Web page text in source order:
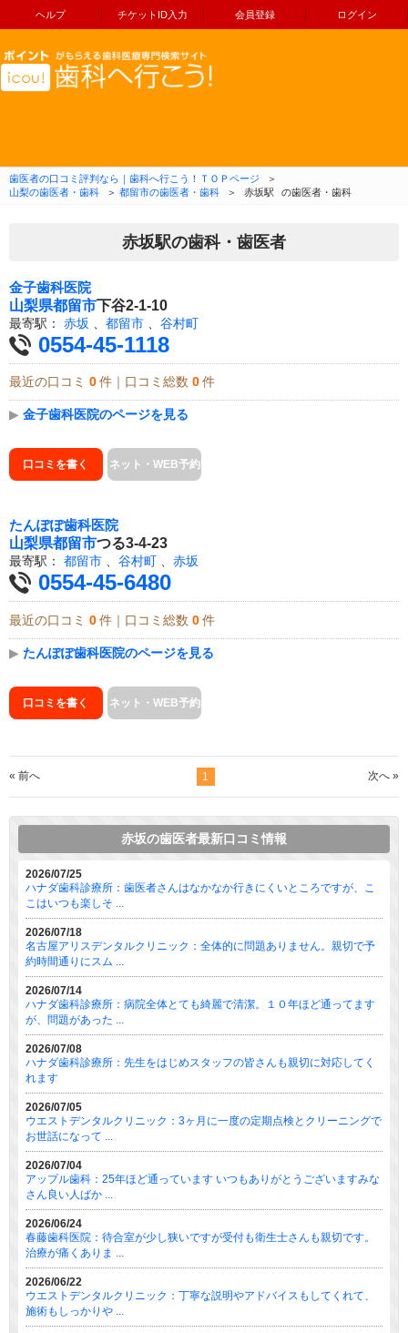
ヘルプ チケットID入力 会員登録 ログイン
コンテンツへ移動
歯医者の口コミ評判なら｜歯科へ行こう！ＴＯＰページ
＞
山梨の歯医者・歯科
＞ 都留市の歯医者・歯科 ＞ 赤坂駅 の歯医者・歯科
赤坂駅の歯科・歯医者
金子歯科医院
山梨県都留市下谷2-1-10
最寄駅： 赤坂 都留市 谷村町
0554-45-1118
最近の口コミ 0 件｜口コミ総数 0 件
▶ 金子歯科医院のページを見る
口コミを書く ネット・WEB予約
たんぽぽ歯科医院
山梨県都留市つる3-4-23
最寄駅： 都留市 、 谷村町 、 赤坂
0554-45-6480
最近の口コミ 0 件｜口コミ総数 0 件
▶ たんぽぽ歯科医院のページを見る
口コミを書く ネット・WEB予約
« 前へ 1 次へ »
赤坂の歯医者最新口コミ情報
2026/07/25
ハナダ歯科診療所：歯医者さんはなかなか行きにくいところですが、こ
こはいつも楽しそ ...
2026/07/18
名古屋アリスデンタルクリニック：全体的に問題ありません。親切で予
約時間通りにスム ...
2026/07/14
ハナダ歯科診療所：病院全体とても綺麗で清潔。１０年ほど通ってます
が、問題があった ...
2026/07/08
ハナダ歯科診療所：先生をはじめスタッフの皆さんも親切に対応してく
れます
2026/07/05
ウエストデンタルクリニック：3ヶ月に一度の定期点検とクリーニングで
お世話になって ...
2026/07/04
アップル歯科：25年ほど通っています いつもありがとうございますみな
さん良い人ばか ...
2026/06/24
春藤歯科医院：待合室が少し狭いですが受付も衛生士さんも親切です。
治療が痛くありま ...
2026/06/22
ウエストデンタルクリニック：丁寧な説明やアドバイスもしてくれて、
施術もしっかりや ...